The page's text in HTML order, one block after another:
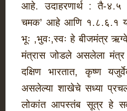
आहे. उदाहरणार्थ : तै-
चमक’ आहे आणि १.८.६.१
भूः ,भुवः,स्वः हे बीजमंत्र
मंत्रास जोडले असलेला मंत्र
दक्षिण भारतात, कृष्ण
असलेल्या शाखेचे सध्या
लोकांत आपस्तंब सूत्र हे